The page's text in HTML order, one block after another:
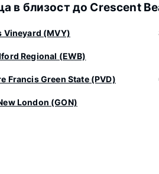
в близост до Crescent
Vineyard (MVY)
Regional (EWB)
Francis Green State (PVD)
London (GON)